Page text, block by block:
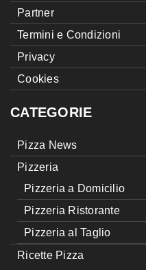
Partner
Termini e Condizioni
Privacy
Cookies
CATEGORIE
Pizza News
Pizzeria
Pizzeria a Domicilio
Pizzeria Ristorante
Pizzeria al Taglio
Ricette Pizza